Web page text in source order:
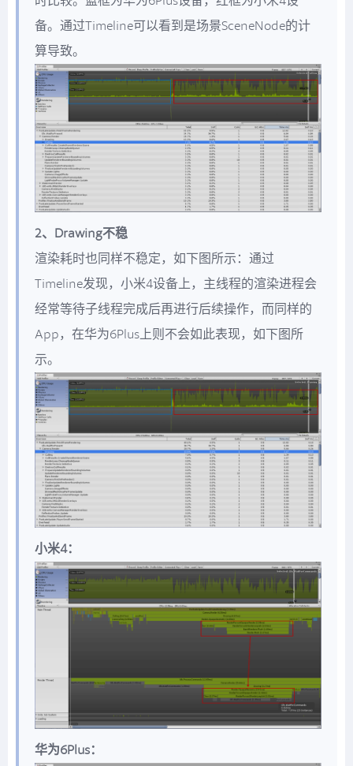
备。通过Timeline可以看到是场景SceneNode的计
算导致。
2、Drawing不稳
渲染耗时也同样不稳定，如下图所示：通过
Timeline发现，小米4设备上，主线程的渲染进程会
经常等待子线程完成后再进行后续操作，而同样的
App，在华为6Plus上则不会如此表现，如下图所
示。
小米4：
华为6Plus：